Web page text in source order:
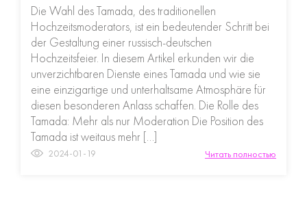
Die Wahl des Tamada, des traditionellen
Hochzeitsmoderators, ist ein bedeutender Schritt bei
der Gestaltung einer russisch-deutschen
Hochzeitsfeier. In diesem Artikel erkunden wir die
unverzichtbaren Dienste eines Tamada und wie sie
eine einzigartige und unterhaltsame Atmosphäre für
diesen besonderen Anlass schaffen. Die Rolle des
Tamada: Mehr als nur Moderation Die Position des
Tamada ist weitaus mehr […]
2024-01-19 Читать полностью